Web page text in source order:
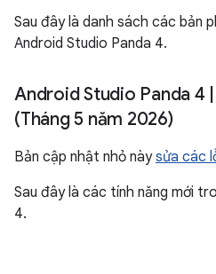
Sau đây là danh sách các bản
Android Studio Panda 4.
Android Studio Panda 4
(Tháng 5 năm 2026)
Bản cập nhật nhỏ nàysửa các
Sau đây là các tính năng mới
4.